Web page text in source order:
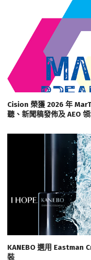
Cision 榮獲 2026 年
聽、新聞稿發佈及 AEO
KANEBO 選用 Eastman
裝